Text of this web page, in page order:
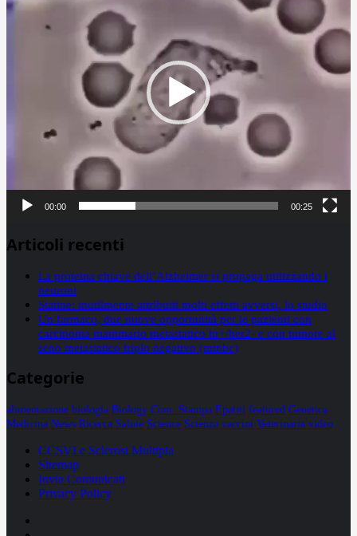
00:00 00:25
Articoli recenti
La proteina chiave dell’Alzheimer si propaga utilizzando i
neuroni
Statine: inutilmente attribuiti molti effetti avversi, lo studio
Un farmaco, due nuove opportunità per le pazienti con
carcinoma mammario metastatico hr+/her2- e con tumore al
seno metastatico triplo negativo (mtnbc)
Categorie
alimentazione biologia Biology Com. Stampa Epatiti featured Genetica
Medicina News Ricerca Salute Science Scienza vaccini Veterinaria video
CCSVI e Sclerosi Multipla
Sitemap
Invia Comunicati
Privacy Policy